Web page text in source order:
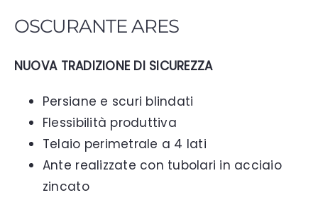
OSCURANTE ARES
NUOVA TRADIZIONE DI SICUREZZA
Persiane e scuri blindati
Flessibilità produttiva
Telaio perimetrale a 4 lati
Ante realizzate con tubolari in acciaio
zincato